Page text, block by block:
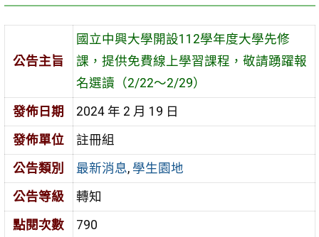
公告主旨
國立中興大學開設112學年度大學先修
課，提供免費線上學習課程，敬請踴躍報
名選讀（2/22～2/29）
發佈日期
2024 年 2 月 19 日
發佈單位
註冊組
公告類別
最新消息, 學生園地
公告等級
轉知
點閱次數
790